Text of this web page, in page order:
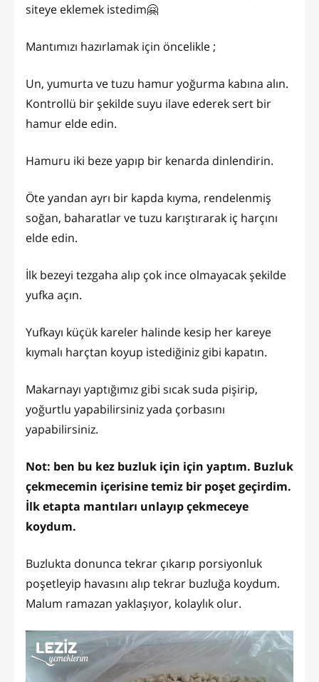
siteye eklemek istedim🤗
Mantımızı hazırlamak için öncelikle ;
Un, yumurta ve tuzu hamur yoğurma kabına alın.
Kontrollü bir şekilde suyu ilave ederek sert bir
hamur elde edin.
Hamuru iki beze yapıp bir kenarda dinlendirin.
Öte yandan ayrı bir kapda kıyma, rendelenmiş
soğan, baharatlar ve tuzu karıştırarak iç harçını
elde edin.
İlk bezeyi tezgaha alıp çok ince olmayacak şekilde
yufka açın.
Yufkayı küçük kareler halinde kesip her kareye
kıymalı harçtan koyup istediğiniz gibi kapatın.
Makarnayı yaptığımız gibi sıcak suda pişirip,
yoğurtlu yapabilirsiniz yada çorbasını
yapabilirsiniz.
Not: ben bu kez buzluk için için yaptım. Buzluk
çekmecemin içerisine temiz bir poşet geçirdim.
İlk etapta mantıları unlayıp çekmeceye
koydum.
Buzlukta donunca tekrar çıkarıp porsiyonluk
poşetleyip havasını alıp tekrar buzluğa koydum.
Malum ramazan yaklaşıyor, kolaylık olur.